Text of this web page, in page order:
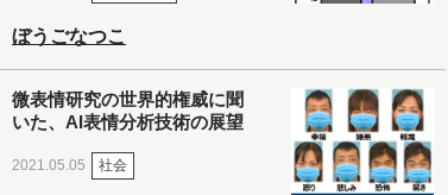
ぼうごなつこ
微表情研究の世界的権威に聞
いた、AI表情分析技術の展望
2021.05.05 社会